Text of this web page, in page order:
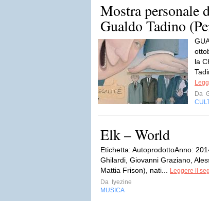
Mostra personale
Gualdo Tadino
la
Da
Elk – World
Etichetta: AutoprodottoAnno:
Ghilardi, Giovanni Graziano,
Mattia Frison), nati...
Leggere il
Da
Iyezine
MUSICA